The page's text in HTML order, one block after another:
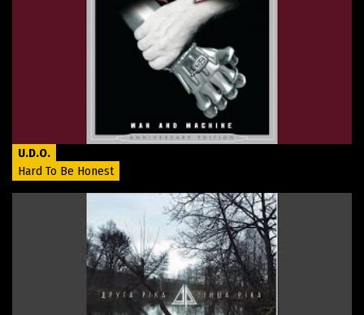
U.D.O.
Hard To Be Honest